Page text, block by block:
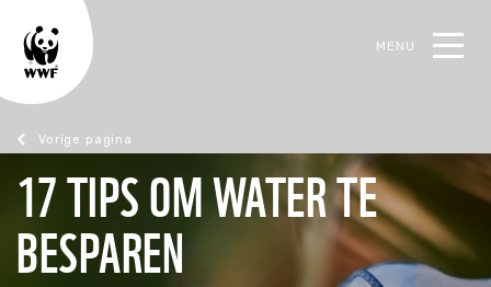
MENU
17 TIPS OM WATER TE
BESPAREN
TERUG
TERUG
TERUG
TERUG
TERUG